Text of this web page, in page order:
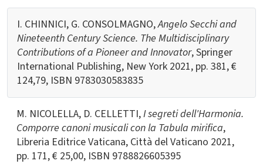
I. CHINNICI, G. CONSOLMAGNO,Angelo Secchi and
Nineteenth Century Science. The Multidisciplinary
Contributions of a Pioneer and Innovator, Springer
International Publishing, New York 2021, pp. 381, €
124,79, ISBN 9783030583835
M. NICOLELLA, D. CELLETTI,I segreti dell'Harmonia.
Comporre canoni musicali con la Tabula mirifica,
Libreria Editrice Vaticana, Città del Vaticano 2021,
pp. 171, € 25,00, ISBN 9788826605395